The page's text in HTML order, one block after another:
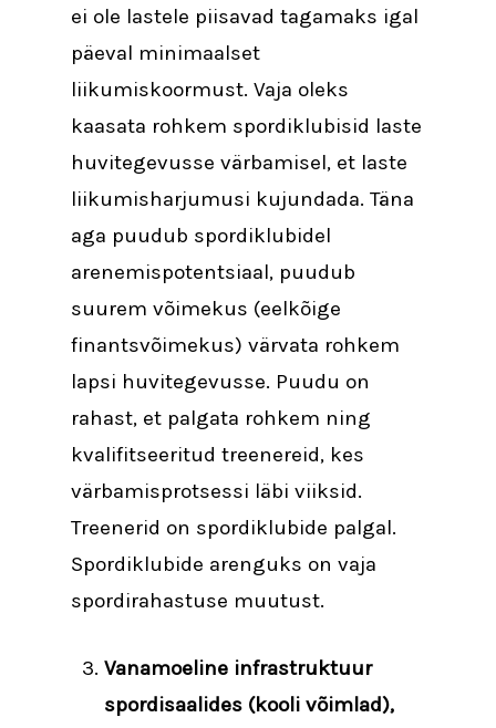
ei ole lastele piisavad tagamaks igal
päeval minimaalset
liikumiskoormust. Vaja oleks
kaasata rohkem spordiklubisid laste
huvitegevusse värbamisel, et laste
liikumisharjumusi kujundada. Täna
aga puudub spordiklubidel
arenemispotentsiaal, puudub
suurem võimekus (eelkõige
finantsvõimekus) värvata rohkem
lapsi huvitegevusse. Puudu on
rahast, et palgata rohkem ning
kvalifitseeritud treenereid, kes
värbamisprotsessi läbi viiksid.
Treenerid on spordiklubide palgal.
Spordiklubide arenguks on vaja
spordirahastuse muutust.
Vanamoeline infrastruktuur
spordisaalides (kooli võimlad),